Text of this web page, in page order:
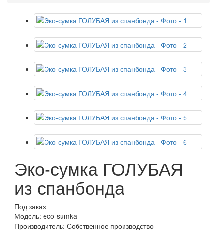
Эко-сумка ГОЛУБАЯ
из спанбонда
Под заказ
Модель: eco-sumka
Производитель: Собственное производство